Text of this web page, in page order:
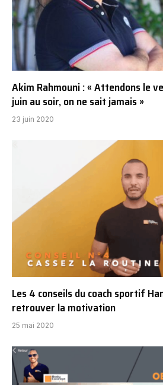
Akim Rahmouni : « Attendons le
juin au soir, on ne sait jamais »
23 juin 2020
Les 4 conseils du coach sportif
retrouver la motivation
25 mai 2020